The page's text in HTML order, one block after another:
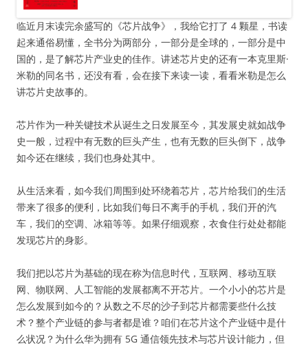
临近月末读完余盛写的《芯片战争》，我给它打了 4 颗星，书读
起来通俗易懂，全书分为两部分，一部分是全球的，一部分是中
国的，是了解芯片产业史的佳作。讲述芯片史的还有一本克里斯·
米勒的同名书，还没有看，会在接下来读一读，看看米勒是怎么
讲芯片史故事的。
芯片作为一种关键技术从诞生之日发展至今，其发展史就如战争
史一般，过程中有无数的巨头产生，也有无数的巨头倒下，战争
如今还在继续，我们也身处其中。
从生活来看，如今我们周围到处环绕着芯片，芯片给我们的生活
带来了很多的便利，比如我们每日不离手的手机，我们开的汽
车，我们的空调、冰箱等等。如果仔细观察，衣食住行处处都能
发现芯片的身影。
我们把以芯片为基础的现在称为信息时代，互联网、移动互联
网、物联网、人工智能的发展都离不开芯片。一个小小的芯片是
怎么发展到如今的？从数之不尽的沙子到芯片都需要些什么技
术？整个产业链的参与者都是谁？咱们在芯片这个产业链中是什
么状况？为什么华为拥有 5G 通信领先技术与芯片设计能力，但